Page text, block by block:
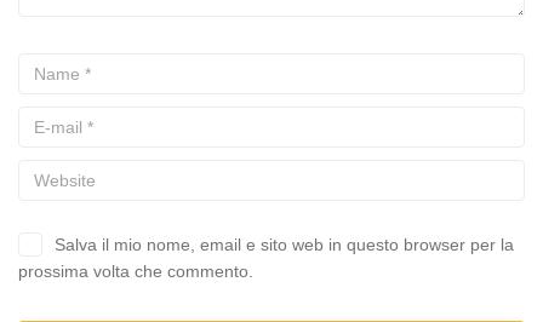
Salva il mio nome, email e sito web in questo browser per la
prossima volta che commento.